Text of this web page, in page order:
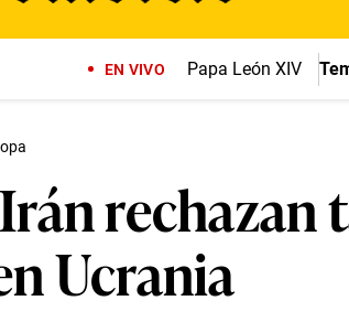
EN VIVO Papa León XIV
Ucrania